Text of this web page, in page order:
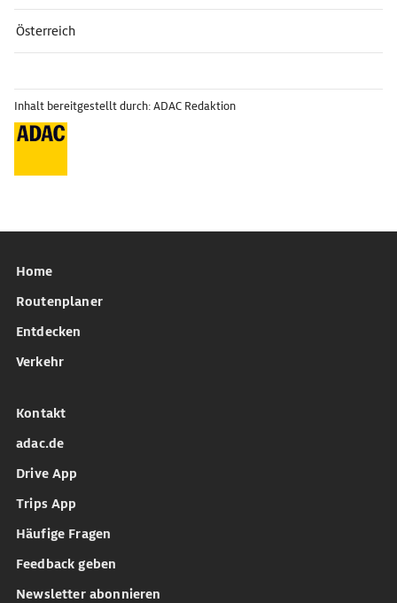
Österreich
Inhalt bereitgestellt durch: ADAC Redaktion
Home
Routenplaner
Entdecken
Verkehr
Kontakt
adac.de
Drive App
Trips App
Häufige Fragen
Feedback geben
Newsletter abonnieren